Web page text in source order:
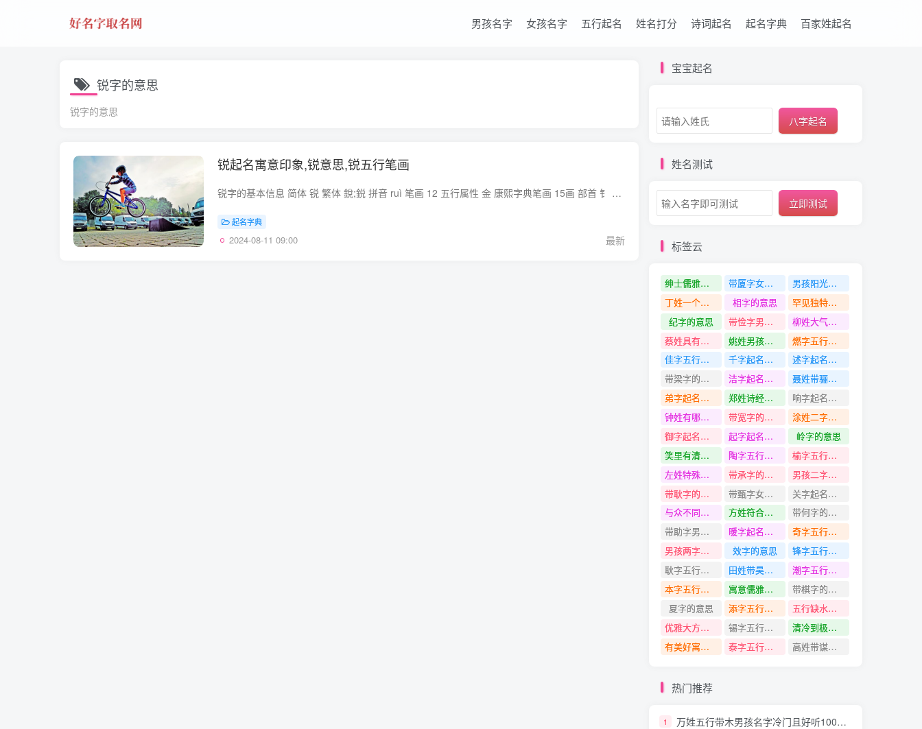
男孩名字 女孩名字 五行起名 姓名打分 诗词起名 起名字典 百家姓起名
锐字的意思
锐字的意思
锐起名寓意印象,锐意思,锐五行笔画
锐字的基本信息 简体 锐 繁体 銳;鋭 拼音 ruì 笔画 12 五行属性 金 康熙字典笔画 15画 部首 钅 性别 男孩 锐字用作人名给人的寓意、印象是什么 锐字用作人名寓意 灵敏、精明、锋利、勇敢，意指...
起名字典
2024-08-11 09:00 最新
宝宝起名
八字起名
姓名测试
立即测试
标签云
绅士儒雅推荐的男孩名字 带厦字女孩名字
男孩阳光霸气的名字
丁姓一个温柔干净的名字
相字的意思
罕见独特稀少干净有底蕴的男孩名字
纪字的意思
带俭字男孩名字
柳姓大气文雅有诗意的名字
蔡姓具有书香气息的名字
姚姓男孩名字
燃字五行是什么
佳字五行是什么
千字起名寓意
述字起名寓意
带梁字的名字
洁字起名寓意
聂姓带骊字名字
弟字起名寓意
郑姓诗经中好听的名字
响字起名寓意
钟姓有哪些的名字
带宽字的名字
涂姓二字名字的名字
御字起名寓意
起字起名寓意
岭字的意思
笑里有清风的男孩名字
陶字五行是什么
榆字五行是什么
左姓特殊一点的名字
带承字的名字
男孩二字霸气的名字
带耿字的名字
带甄字女孩名字
关字起名寓意
与众不同气质霸道不凡的女孩名字
方姓符合清冷孤傲古风的名字
带何字的名字
带助字男孩名字
暖字起名寓意
奇字五行是什么
男孩两字霸气的名字
效字的意思
锋字五行是什么
耿字五行是什么
田姓带昊字名字
潮字五行是什么
本字五行是什么
寓意儒雅大气的女孩名字
带棋字的名字
夏字的意思
添字五行是什么
五行缺水的女孩名字
优雅大方有新意的男孩名字
锡字五行是什么
清冷到极致古风的女孩名字
有美好寓意的女孩名字
泰字五行是什么 高姓带谋字名字
热门推荐
1 万姓五行带木男孩名字冷门且好听100分的